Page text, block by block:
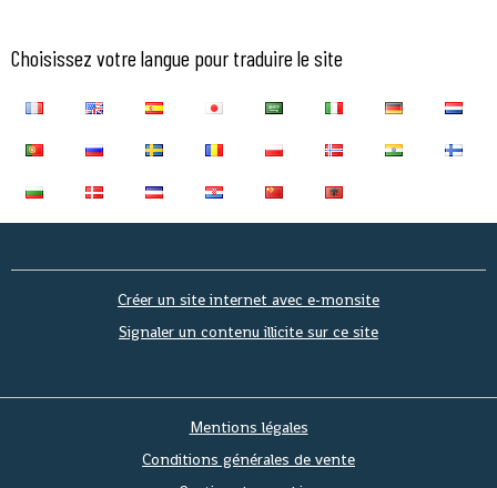
Choisissez votre langue pour traduire le site
Créer un site internet avec e-monsite
Signaler un contenu illicite sur ce site
Mentions légales
Conditions générales de vente